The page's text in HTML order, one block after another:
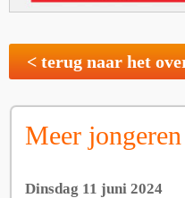
< terug naar het
Meer
Dinsdag 11 juni 2024